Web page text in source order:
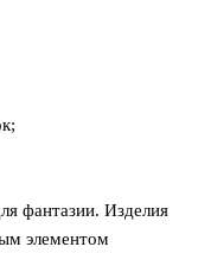
фантазии. Изделия
элементом